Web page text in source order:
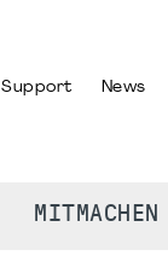
Support News
MITMACHEN